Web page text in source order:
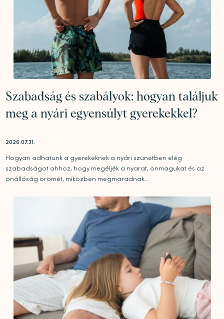
Szabadság és szabályok: hogyan találjuk
meg a nyári egyensúlyt gyerekekkel?
2026.07.31.
Hogyan adhatunk a gyerekeknek a nyári szünetben elég
szabadságot ahhoz, hogy megéljék a nyarat, önmagukat és az
önállóság örömét, miközben megmaradnak...